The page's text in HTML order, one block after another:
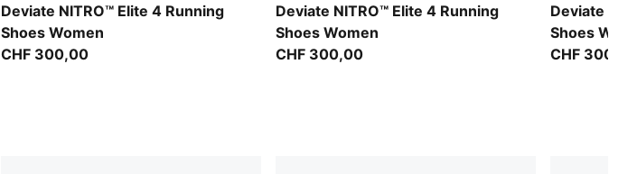
Deviate NITRO™ Elite 4 Running
Shoes Women
CHF 300,00
Deviate NITRO™ Elite 4 Running
Shoes Women
CHF 300,00
Deviate
Shoes
CHF 300,00